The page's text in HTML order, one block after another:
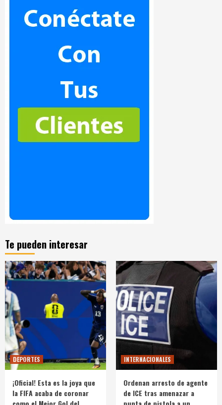
Te pueden interesar
DEPORTES
¡Oficial! Esta es la joya que
la FIFA acaba de coronar
INTERNACIONALES
Ordenan arresto de agente
de ICE tras amenazar a